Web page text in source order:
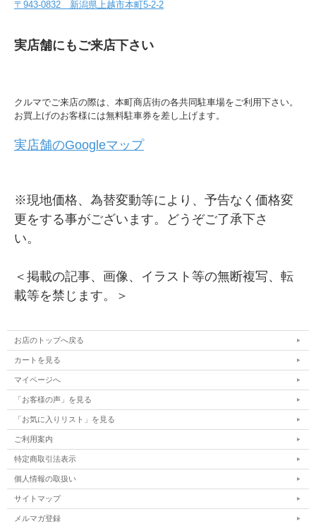
〒943-0832 新潟県上越市本町5-2-2
実店舗にもご来店下さい
クルマでご来店の際は、本町商店街の各共同駐車場をご利用下さい。
お買上げのお客様には無料駐車券を差し上げます。
実店舗のGoogleマップ
※現地価格、為替変動等により、予告なく価格変
更をする事がございます。どうぞご了承下さ
い。
＜掲載の記事、画像、イラスト等の無断複写、転
載等を禁じます。＞
お店のトップへ戻る
カートを見る
マイページへ
「お客様の声」を見る
「お気に入りリスト」を見る
ご利用案内
特定商取引法表示
個人情報の取扱い
サイトマップ
メルマガ登録